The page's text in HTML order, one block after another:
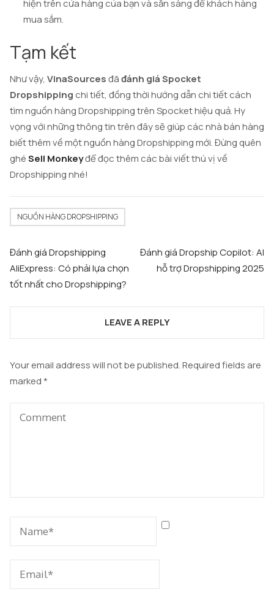
hiện trên cửa hàng của bạn và sẵn sàng để khách hàng
mua sắm.
Tạm kết
Như vậy, VinaSourcesđãđánh giá Spocket
Dropshipping chi tiết, đồng thời hướng dẫn chi tiết cách
tìm nguồn hàng Dropshipping trên Spocket hiệu quả. Hy
vọng với những thông tin trên đây sẽ giúp các nhà bán hàng
biết thêm về một nguồn hàng Dropshipping mới. Đừng quên
ghéSell Monkeyđể đọc thêm các bài viết thú vị về
Dropshipping nhé!
NGUỒN HÀNG DROPSHIPPING
Post
navigation
Đánh giá Dropshipping
AliExpress: Có phải lựa chọn
tốt nhất cho Dropshipping?
Đánh giá Dropship Copilot: AI
hỗ trợ Dropshipping 2025
LEAVE A REPLY
Your email address will not be published.Required fields are
marked *